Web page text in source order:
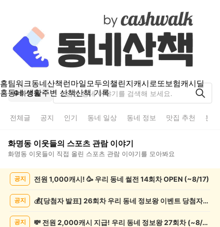
홈팀워크동네산책런마일모두의챌린지캐시로또보험캐시딜
홈동네 생활주변 산책산책 기록
화명동
전체글 공지 인기 동네 일상 동네 정보 맛집 추천 분
화명동 이웃들의 스포츠 관람이야기
화명동 이웃들이 직접 올린 스포츠 관람 이야기를 모아봐요
공지 전원 1,000캐시! 🥳 우리 동네 썰전 14회차 OPEN (~8/17)
공지 💰[당첨자 발표] 26회차 우리 동네 정보왕 이벤트 당첨자를 발표합니다!
공지 💸 전원 2,000캐시 지급! 우리 동네 정보왕 27회차 (~8/10)